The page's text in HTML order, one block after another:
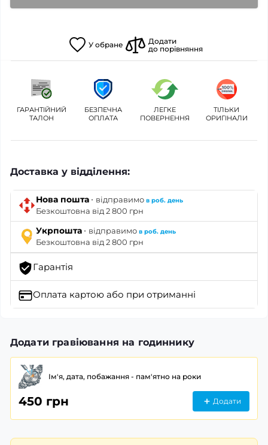
У обране
Додати
до порівняння
ГАРАНТІЙНИЙ
ТАЛОН
БЕЗПЕЧНА
ОПЛАТА
ЛЕГКЕ
ПОВЕРНЕННЯ
ТІЛЬКИ
ОРИГІНАЛИ
Доставка у відділення:
Нова пошта · відправимо в роб. день
Безкоштовна від 2 800 грн
Укрпошта · відправимо в роб. день
Безкоштовна від 2 800 грн
Гарантія
Оплата картою або при отриманні
Додати гравіювання на годиннику
Ім'я, дата, побажання - пам'ятно на роки
450 грн Додати